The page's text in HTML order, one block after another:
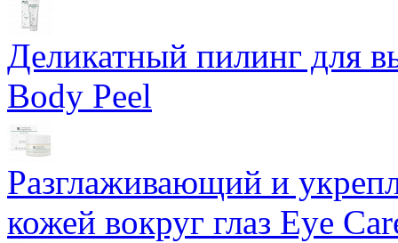
Деликатный пилинг для
Body Peel
Разглаживающий и
кожей вокруг глаз Eye